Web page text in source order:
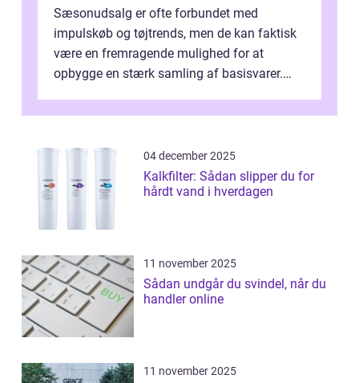
Sæsonudsalg er ofte forbundet med
impulskøb og tøjtrends, men de kan faktisk
være en fremragende mulighed for at
opbygge en stærk samling af basisvarer.
04 december 2025
Kalkfilter: Sådan slipper du for
hårdt vand i hverdagen
11 november 2025
Sådan undgår du svindel, når du
handler online
11 november 2025